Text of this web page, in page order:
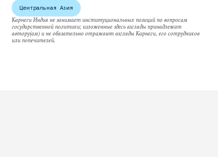
Центральная Азия
Карнеги Индия не занимает институциональных позиций по вопросам
государственной политики; изложенные здесь взгляды принадлежат
автору(ам) и не обязательно отражают взгляды Карнеги, его сотрудников
или попечителей.